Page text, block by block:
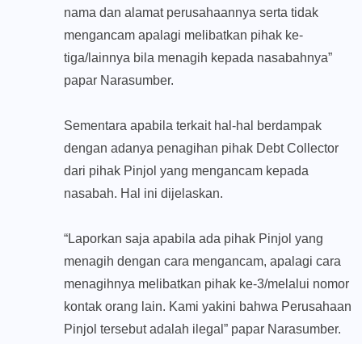
nama dan alamat perusahaannya serta tidak
mengancam apalagi melibatkan pihak ke-
tiga/lainnya bila menagih kepada nasabahnya”
papar Narasumber.
Sementara apabila terkait hal-hal berdampak
dengan adanya penagihan pihak Debt Collector
dari pihak Pinjol yang mengancam kepada
nasabah. Hal ini dijelaskan.
“Laporkan saja apabila ada pihak Pinjol yang
menagih dengan cara mengancam, apalagi cara
menagihnya melibatkan pihak ke-3/melalui nomor
kontak orang lain. Kami yakini bahwa Perusahaan
Pinjol tersebut adalah ilegal” papar Narasumber.